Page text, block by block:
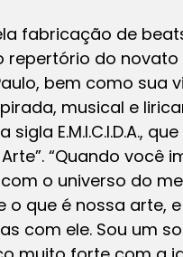
fabricação de
do
bem como sua
musical e
E.M.I.C.I.D.A.,
“Quando você
o universo do
que é nossa arte,
com ele. Sou um